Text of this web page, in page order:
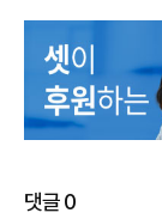
댓글0